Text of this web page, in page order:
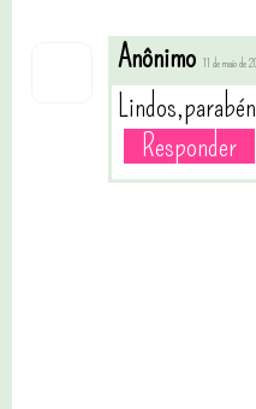
Anônimo 11 de maio de
Responder